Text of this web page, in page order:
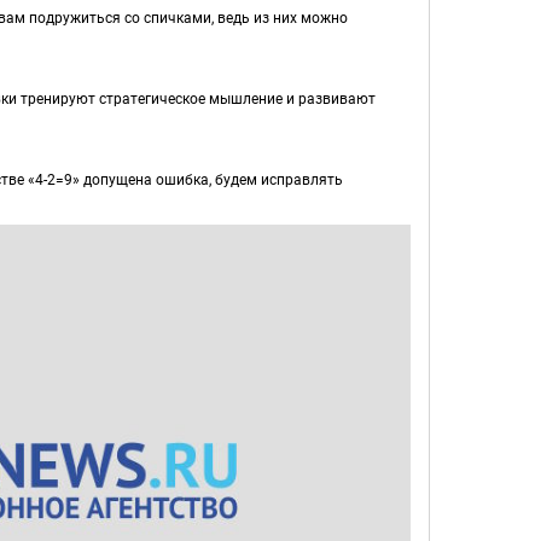
подружиться со спичками, ведь из них можно
тренируют стратегическое мышление и развивают
«4-2=9» допущена ошибка, будем исправлять